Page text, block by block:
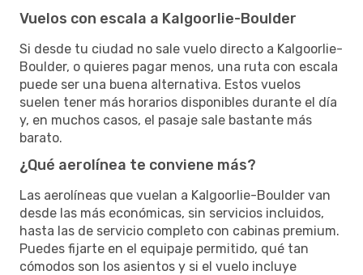
Vuelos con escala a Kalgoorlie-Boulder
Si desde tu ciudad no sale vuelo directo a Kalgoorlie-
Boulder, o quieres pagar menos, una ruta con escala
puede ser una buena alternativa. Estos vuelos
suelen tener más horarios disponibles durante el día
y, en muchos casos, el pasaje sale bastante más
barato.
¿Qué aerolínea te conviene más?
Las aerolíneas que vuelan a Kalgoorlie-Boulder van
desde las más económicas, sin servicios incluidos,
hasta las de servicio completo con cabinas premium.
Puedes fijarte en el equipaje permitido, qué tan
cómodos son los asientos y si el vuelo incluye